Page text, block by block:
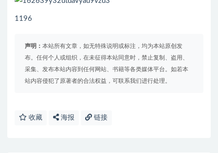
1196
声明： 本站所有文章，如无特殊说明或标注，均为本站原创发
布。任何个人或组织，在未征得本站同意时，禁止复制、盗用、
采集、发布本站内容到任何网站、书籍等各类媒体平台。如若本
站内容侵犯了原著者的合法权益，可联系我们进行处理。
收藏 海报 链接